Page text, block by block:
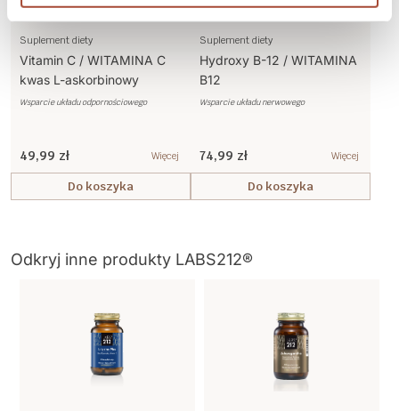
Suplement diety
Vitamin C / WITAMINA C
kwas L-askorbinowy
Wsparcie układu odpornościowego
49,99 zł Więcej
Do koszyka
Suplement diety
Hydroxy B-12 / WITAMINA
B12
HYDROKSYKOBALAMINA
Wsparcie układu nerwowego
74,99 zł Więcej
Do koszyka
Odkryj inne produkty LABS212®